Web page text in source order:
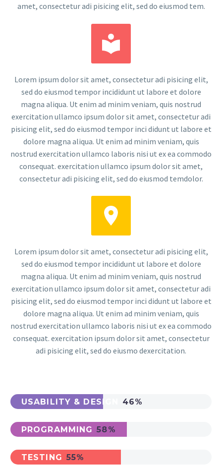
amet, consectetur adi pisicing elit, sed do eiusmod tem.


Lorem ipsum dolor sit amet, consectetur adi pisicing elit,
sed do eiusmod tempor incididunt ut labore et dolore
magna aliqua. Ut enim ad minim veniam, quis nostrud
exercitation ullamco ipsum dolor sit amet, consectetur adi
pisicing elit, sed do eiusmod tempor inci didunt ut labore et
dolore magna aliqua. Ut enim ad minim veniam, quis
nostrud exercitation ullamco laboris nisi ut ex ea commodo
consequat. exercitation ullamco ipsum dolor sit amet,
consectetur adi pisicing elit, sed do eiusmod temdolor.


Lorem ipsum dolor sit amet, consectetur adi pisicing elit,
sed do eiusmod tempor incididunt ut labore et dolore
magna aliqua. Ut enim ad minim veniam, quis nostrud
exercitation ullamco ipsum dolor sit amet, consectetur adi
pisicing elit, sed do eiusmod tempor inci didunt ut labore et
dolore magna aliqua. Ut enim ad minim veniam, quis
nostrud exercitation ullamco laboris nisi ut ex ea commodo
consequat. exercitation ipsum dolor sit amet, consectetur
adi pisicing elit, sed do eiusmo dexercitation.
USABILITY & DESIGN 46%
PROGRAMMING 58%
TESTING 55%